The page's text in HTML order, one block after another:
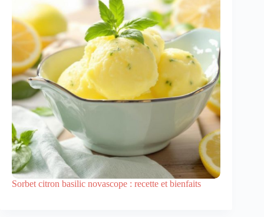
Sorbet citron basilic novascope : recette et bienfaits